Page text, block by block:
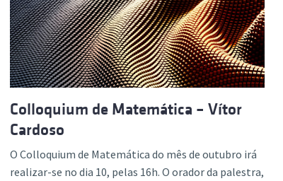
Colloquium de Matemática – Vítor
Cardoso
O Colloquium de Matemática do mês de outubro irá
realizar-se no dia 10, pelas 16h. O orador da palestra,